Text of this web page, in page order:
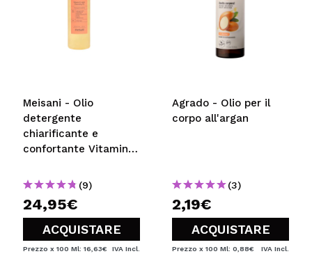
Meisani - Olio
detergente
chiarificante e
confortante Vitamin
(9)
24,95€
ACQUISTARE
Prezzo x 100 Ml: 16,63€ IVA Incl.
Agrado - Olio per il
corpo all'argan
(3)
2,19€
ACQUISTARE
Prezzo x 100 Ml: 0,88€ IVA Incl.